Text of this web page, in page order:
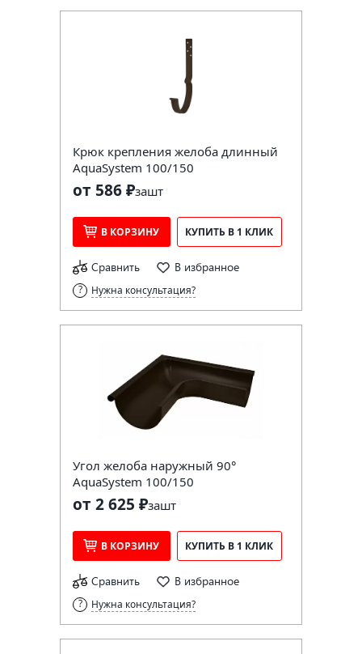
Крюк крепления желоба длинный
AquaSystem 100/150
от 586 ₽зашт
В КОРЗИНУ КУПИТЬ В 1 КЛИК
Сравнить В избранное
Нужна консультация?
Угол желоба наружный 90°
AquaSystem 100/150
от 2 625 ₽зашт
В КОРЗИНУ КУПИТЬ В 1 КЛИК
Сравнить В избранное
Нужна консультация?